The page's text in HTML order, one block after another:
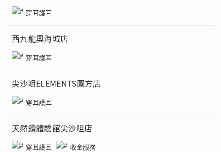
穿耳護耳
西九龍奧海城店
穿耳護耳
尖沙咀ELEMENTS圓方店
穿耳護耳
天然鑽體驗館尖沙咀店
穿耳護耳 收金服務